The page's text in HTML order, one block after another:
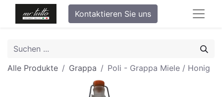
Kontaktieren Sie uns
Alle Produkte Grappa Poli - Grappa Miele / Honig